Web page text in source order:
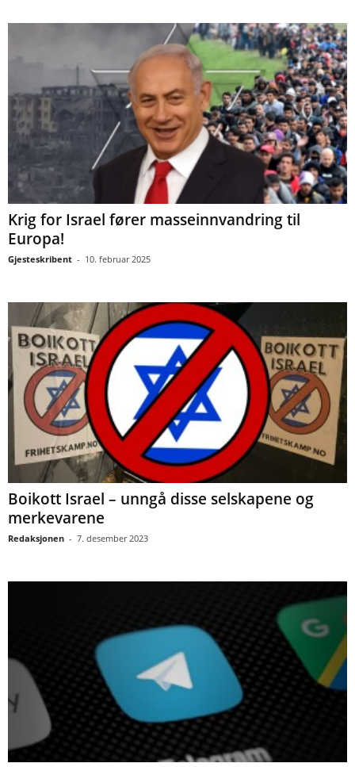
Krig for Israel fører masseinnvandring til
Europa!
Gjesteskribent - 10. februar 2025
Boikott Israel – unngå disse selskapene og
merkevarene
Redaksjonen - 7. desember 2023